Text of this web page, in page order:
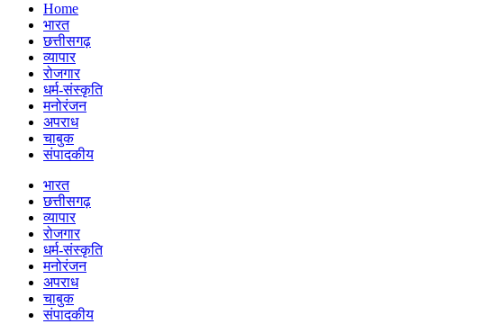
Home
भारत
छत्तीसगढ़
व्यापार
रोजगार
धर्म-संस्कृति
मनोरंजन
अपराध
चाबुक
संपादकीय
भारत
छत्तीसगढ़
व्यापार
रोजगार
धर्म-संस्कृति
मनोरंजन
अपराध
चाबुक
संपादकीय